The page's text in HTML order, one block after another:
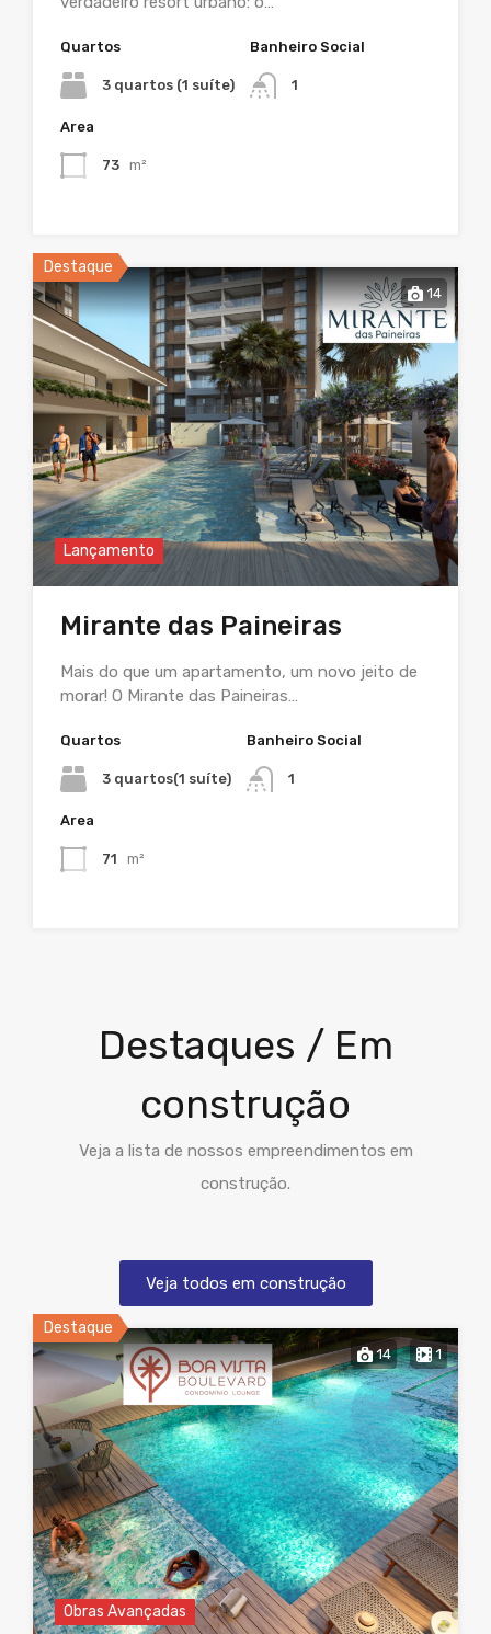
Quartos
3 quartos (1 suíte)
Banheiro Social
1
Area
73 m²
Destaque
14
Lançamento
Mirante das Paineiras
Mais do que um apartamento, um novo jeito de
morar! O Mirante das Paineiras…
Quartos
3 quartos(1 suíte)
Banheiro Social
1
Area
71 m²
Destaques / Em
construção
Veja a lista de nossos empreendimentos em
construção.
Veja todos em construção
Destaque
14 1
Obras Avançadas